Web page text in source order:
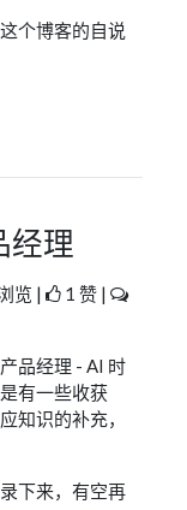
个博客的自说
经理
览 |
1 赞 |
品经理 - AI 时
有一些收获
知识的补充，
下来，有空再